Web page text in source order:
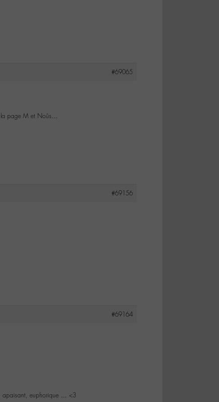
#69065
la page M et Noûs…
#69156
#69164
apaisant, euphorique … <3